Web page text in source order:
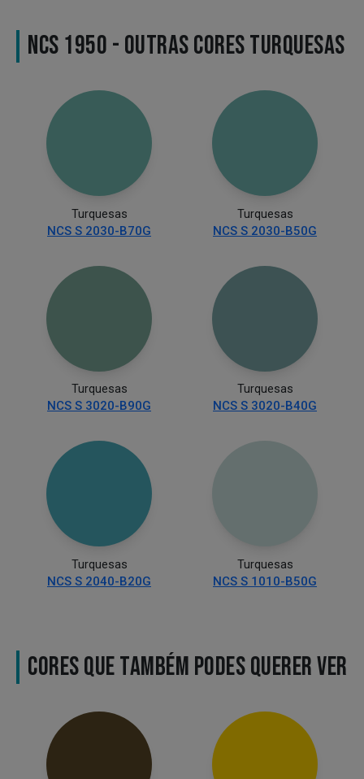
NCS 1950 - OUTRAS CORES TURQUESAS
Turquesas
NCS S 2030-B70G
Turquesas
NCS S 2030-B50G
Turquesas
NCS S 3020-B90G
Turquesas
NCS S 3020-B40G
Turquesas
NCS S 2040-B20G
Turquesas
NCS S 1010-B50G
CORES QUE TAMBÉM PODES QUERER VER